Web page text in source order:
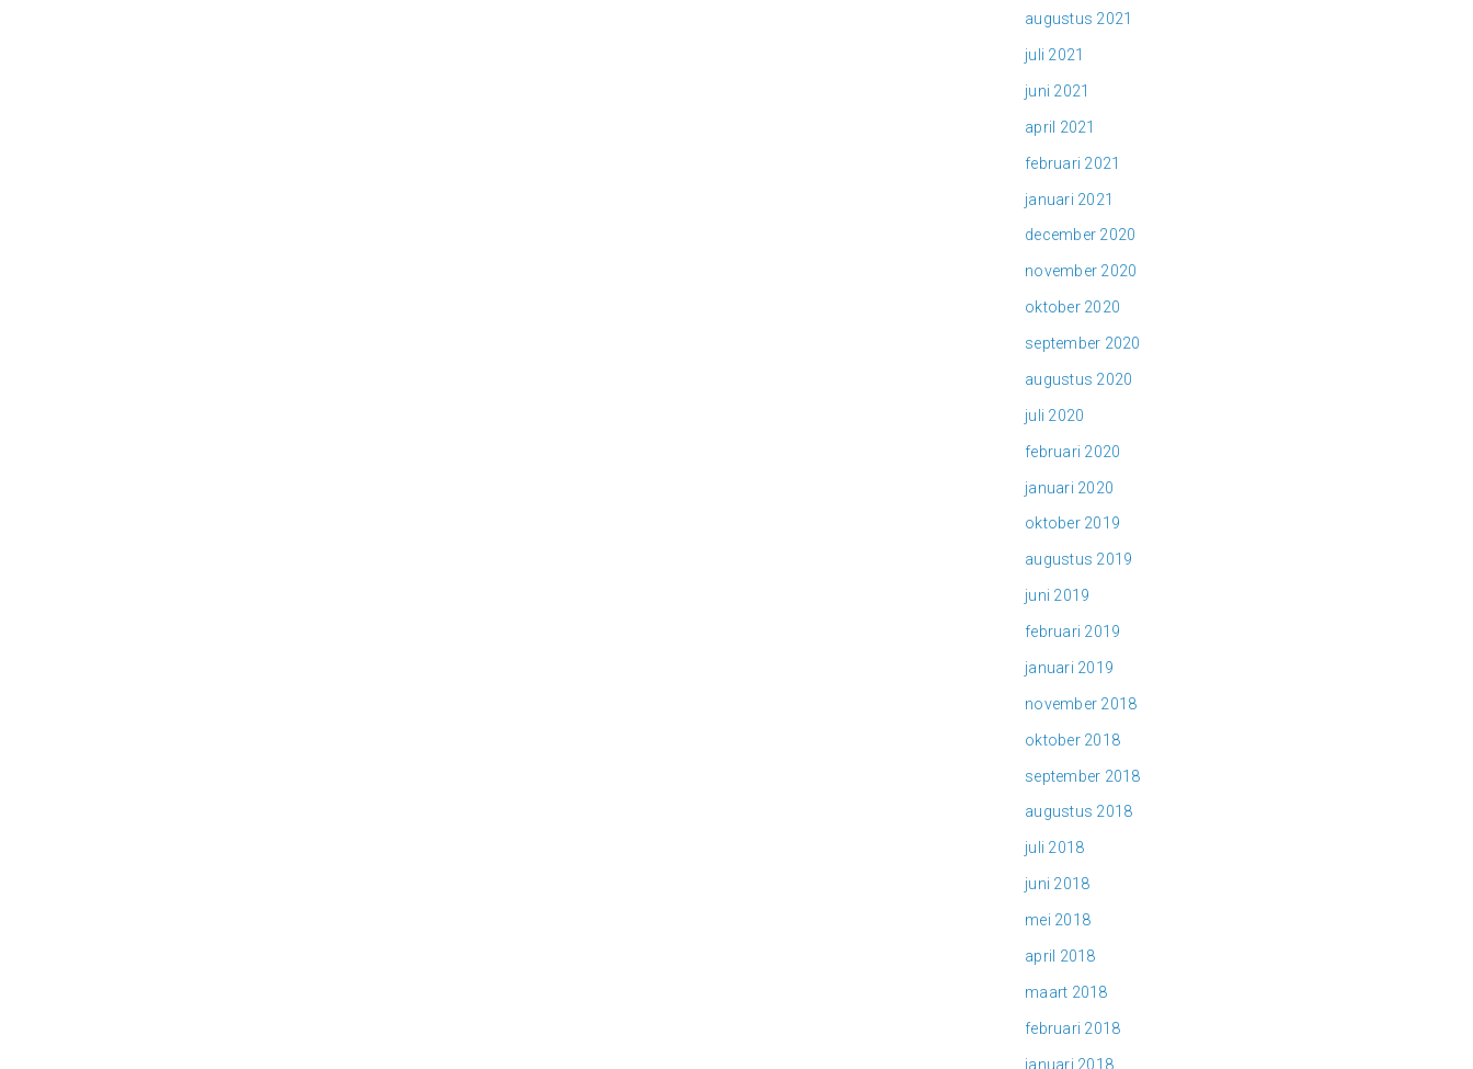
augustus 2021
juli 2021
juni 2021
april 2021
februari 2021
januari 2021
december 2020
november 2020
oktober 2020
september 2020
augustus 2020
juli 2020
februari 2020
januari 2020
oktober 2019
augustus 2019
juni 2019
februari 2019
januari 2019
november 2018
oktober 2018
september 2018
augustus 2018
juli 2018
juni 2018
mei 2018
april 2018
maart 2018
februari 2018
januari 2018